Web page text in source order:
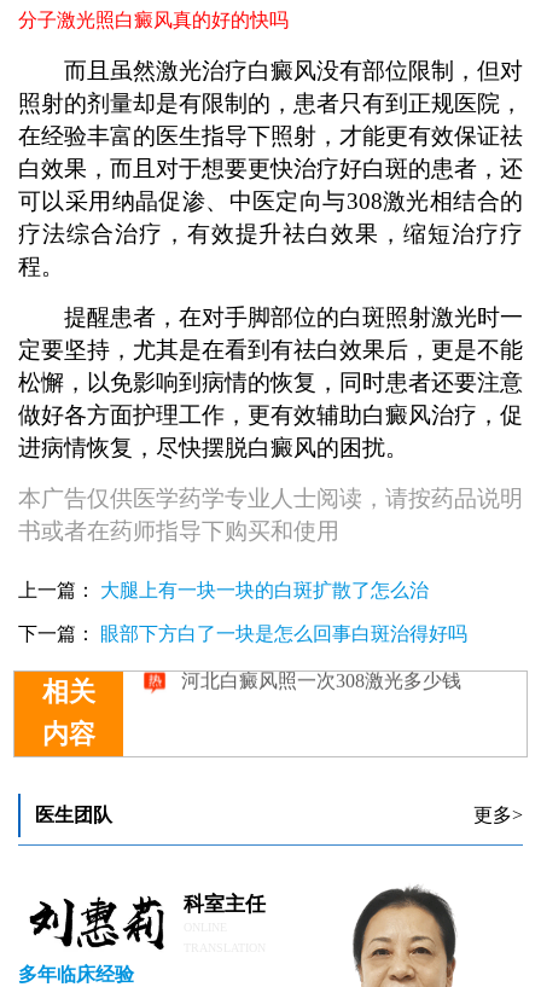
分子激光照白癜风真的好的快吗
而且虽然激光治疗白癜风没有部位限制，但对
照射的剂量却是有限制的，患者只有到正规医院，
在经验丰富的医生指导下照射，才能更有效保证祛
白效果，而且对于想要更快治疗好白斑的患者，还
可以采用纳晶促渗、中医定向与308激光相结合的
疗法综合治疗，有效提升祛白效果，缩短治疗疗
程。
提醒患者，在对手脚部位的白斑照射激光时一
定要坚持，尤其是在看到有祛白效果后，更是不能
松懈，以免影响到病情的恢复，同时患者还要注意
做好各方面护理工作，更有效辅助白癜风治疗，促
进病情恢复，尽快摆脱白癜风的困扰。
本广告仅供医学药学专业人士阅读，请按药品说明
书或者在药师指导下购买和使用
上一篇： 大腿上有一块一块的白斑扩散了怎么治
下一篇： 眼部下方白了一块是怎么回事白斑治得好吗
相关
内容
手上白斑有鸡蛋大照308激光一个疗程多少钱
白癜风初期治疗策略：308激光联合药物治疗的探讨
医生团队 更多>
科室主任
多年临床经验